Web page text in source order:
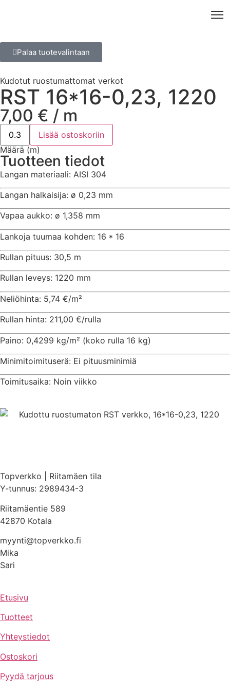
Palaa tuotevalintaan
Kudotut ruostumattomat verkot
RST 16*16-0,23, 1220
7,00 € / m
Lisää ostoskoriin
Määrä (m)
Tuotteen tiedot
Langan materiaali: AISI 304
Langan halkaisija: ø 0,23 mm
Vapaa aukko: ø 1,358 mm
Lankoja tuumaa kohden: 16 * 16
Rullan pituus: 30,5 m
Rullan leveys: 1220 mm
Neliöhinta: 5,74 €/m²
Rullan hinta: 211,00 €/rulla
Paino: 0,4299 kg/m² (koko rulla 16 kg)
Minimitoimituserä: Ei pituusminimiä
Toimitusaika: Noin viikko
Topverkko | Riitamäen tila
Y-tunnus: 2989434-3
Riitamäentie 589
42870 Kotala
myynti@topverkko.fi
Mika
Sari
Etusivu
Tuotteet
Yhteystiedot
Ostoskori
Pyydä tarjous